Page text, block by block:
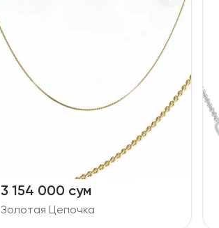
3 154 000 сум
Золотая Цепочка